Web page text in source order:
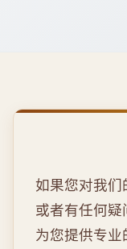
如果您对我们
或者有任何
为您提供专业